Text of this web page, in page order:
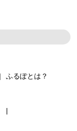
ふるぽとは？